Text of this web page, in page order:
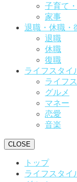
子育て
家事
退職・休職・
退職
休職
復職
ライフスタイ
ライフ
グルメ
マネー
恋愛
音楽
CLOSE
トップ
ライフスタイ